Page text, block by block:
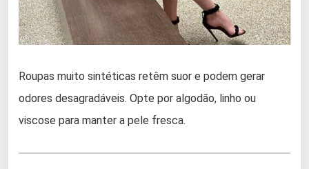
Roupas muito sintéticas retêm suor e podem gerar
odores desagradáveis. Opte por algodão, linho ou
viscose para manter a pele fresca.